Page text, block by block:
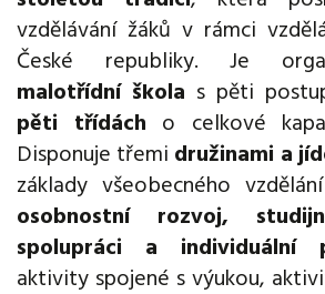
vzdělávání žáků v rámci
České republiky. Je
malotřídní škola s pěti
pěti třídách o celkové
Disponuje třemi družinami a
základy všeobecného
osobnostní rozvoj,
spolupráci a individuální
aktivity spojené s výukou,